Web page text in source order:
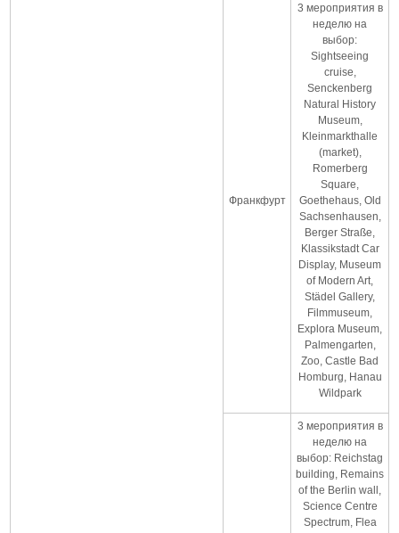
Франкфурт
3 мероприятия в
неделю на
выбор:
Sightseeing
cruise,
Senckenberg
Natural History
Museum,
Kleinmarkthalle
(market),
Romerberg
Square,
Goethehaus, Old
Sachsenhausen,
Berger Straße,
Klassikstadt Car
Display, Museum
of Modern Art,
Städel Gallery,
Filmmuseum,
Explora Museum,
Palmengarten,
Zoo, Castle Bad
Homburg, Hanau
Wildpark
3 мероприятия в
неделю на
выбор: Reichstag
building, Remains
of the Berlin wall,
Science Centre
Spectrum, Flea